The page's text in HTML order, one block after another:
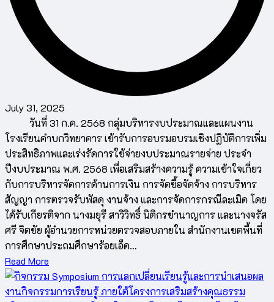
July 31, 2025
วันที่ 31 ก.ค. 2568 กลุ่มบริหารงบประมาณและแผนงาน
โรงเรียนคำบกวิทยาคาร เข้ารับการอบรมอบรมเชิงปฏิบัติการเพิ่ม
ประสิทธิภาพและเร่งรัดการใช้จ่ายงบประมาณรายจ่าย ประจำ
ปีงบประมาณ พ.ศ. 2568 เพื่อเสริมสร้างความรู้ ความเข้าใจเกี่ยว
กับการบริหารจัดการด้านการเงิน การจัดซื้อจัดจ้าง การบริหาร
สัญญา การตรวจรับพัสดุ งานจ้าง และการจัดการกรณีละเมิด โดย
ได้รับเกียรติจาก นางมยุรี สาวิวิทธิ์ นิติกรชำนาญการ และนางจรัส
ศรี จิตชัย ผู้อำนวยการหน่วยตรวจสอบภายใน สำนักงานเขตพื้นที่
การศึกษาประถมศึกษาร้อยเอ็ด…
Read More